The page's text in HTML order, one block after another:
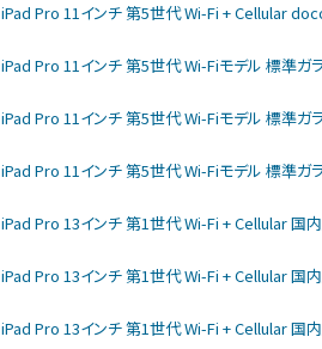
iPad Pro 11インチ 第5世代 Wi-Fi + Cellular
iPad Pro 11インチ 第5世代 Wi-Fiモデル 標準ガ
iPad Pro 11インチ 第5世代 Wi-Fiモデル 標準ガ
iPad Pro 11インチ 第5世代 Wi-Fiモデル 標準ガ
iPad Pro 13インチ 第1世代 Wi-Fi + Cellular 国
iPad Pro 13インチ 第1世代 Wi-Fi + Cellular 国
iPad Pro 13インチ 第1世代 Wi-Fi + Cellular 国